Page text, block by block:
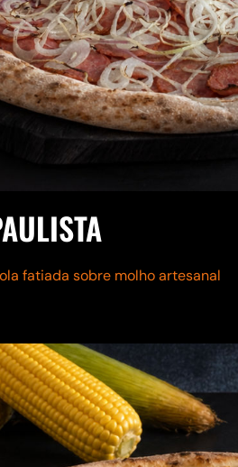
fatiada sobre molho artesanal